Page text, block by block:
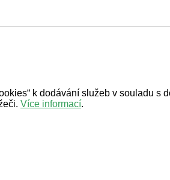
k dodávání služeb v souladu s
Více informací.